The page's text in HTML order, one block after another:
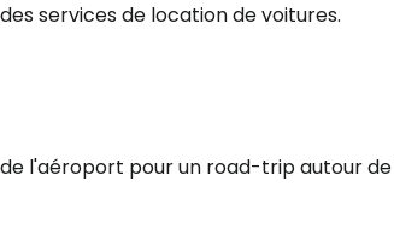
services de location de voitures.
l'aéroport pour un road-trip autour de